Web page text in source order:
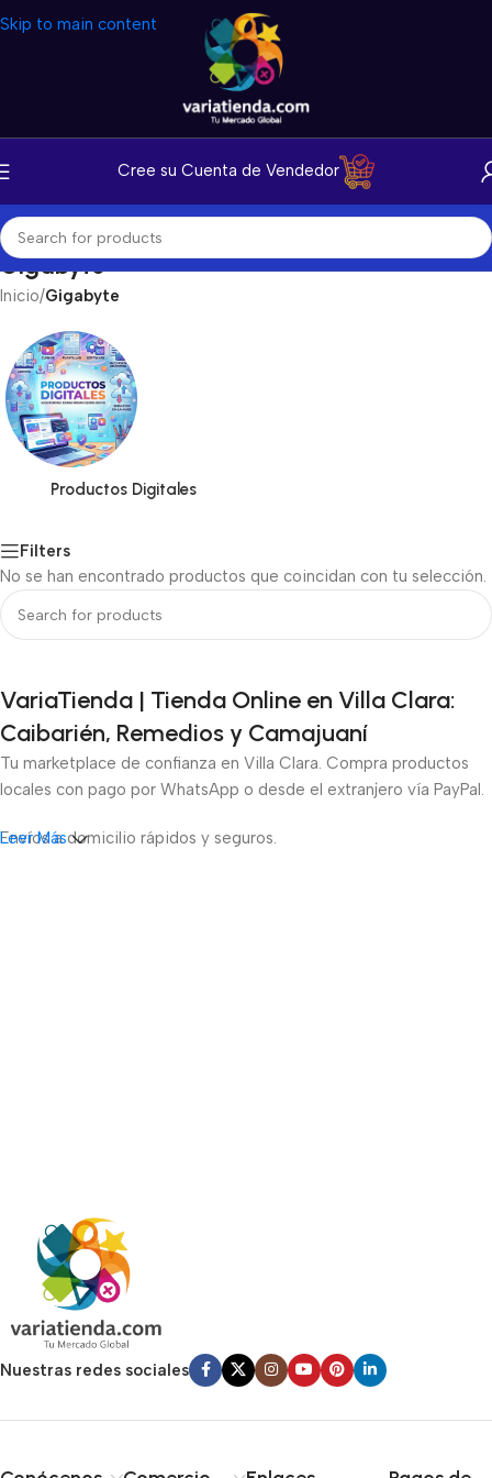
Skip to main content
Cree su Cuenta de Vendedor
Gigabyte
Inicio/Gigabyte
Productos Digitales
Filters
No se han encontrado productos que coincidan con tu selección.
VariaTienda | Tienda Online en Villa Clara:
Caibarién, Remedios y Camajuaní
Tu marketplace de confianza en Villa Clara. Compra productos
locales con pago por WhatsApp o desde el extranjero vía PayPal.
Envíos a domicilio rápidos y seguros.
Leer Más
Nuestras redes sociales